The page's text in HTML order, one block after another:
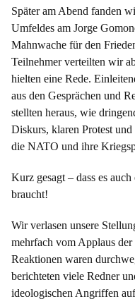
Später am Abend fanden
Umfeldes am Jorge
Mahnwache für den
Teilnehmer verteilten wir
hielten eine Rede.
aus den Gesprächen und
stellten heraus, wie
Diskurs, klaren Protest
die NATO und ihre
Kurz gesagt – dass es
braucht!
Wir verlasen unsere
mehrfach vom Applaus
Reaktionen waren
berichteten viele Redner
ideologischen Angriffen